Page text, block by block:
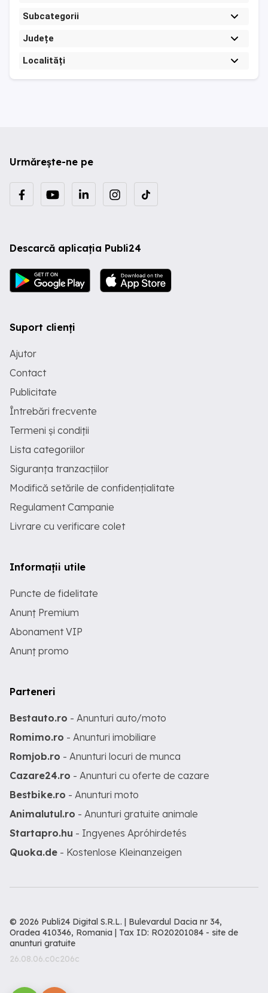
Subcategorii
Județe
Localități
Urmărește-ne pe
Descarcă aplicația Publi24
Suport clienți
Ajutor
Contact
Publicitate
Întrebări frecvente
Termeni și condiții
Lista categoriilor
Siguranța tranzacțiilor
Modifică setările de confidențialitate
Regulament Campanie
Livrare cu verificare colet
Informații utile
Puncte de fidelitate
Anunț Premium
Abonament VIP
Anunț promo
Parteneri
Bestauto.ro - Anunturi auto/moto
Romimo.ro - Anunturi imobiliare
Romjob.ro - Anunturi locuri de munca
Cazare24.ro - Anunturi cu oferte de cazare
Bestbike.ro - Anunturi moto
Animalutul.ro - Anunturi gratuite animale
Startapro.hu - Ingyenes Apróhirdetés
Quoka.de - Kostenlose Kleinanzeigen
© 2026 Publi24 Digital S.R.L. | Bulevardul Dacia nr 34,
Oradea 410346, Romania | Tax ID: RO20201084 - site de
anunturi gratuite
26.08.06.c0c206c